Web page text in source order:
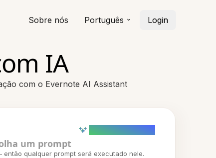
Sobre nós Português Login
IA
com o Evernote AI Assistant
um prompt
qualquer prompt será executado nele.